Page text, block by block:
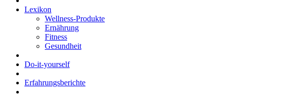
Lexikon
Wellness-Produkte
Ernährung
Fitness
Gesundheit
Do-it-yourself
Erfahrungsberichte